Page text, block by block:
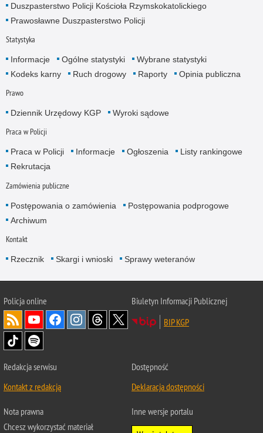
Duszpasterstwo Policji Kościoła Rzymskokatolickiego
Prawosławne Duszpasterstwo Policji
Statystyka
Informacje Ogólne statystyki
Wybrane statystyki
Kodeks karny
Ruch drogowy Raporty Opinia publiczna
Prawo
Dziennik Urzędowy KGP Wyroki sądowe
Praca w Policji
Praca w Policji Informacje Ogłoszenia
Listy rankingowe
Rekrutacja
Zamówienia publiczne
Postępowania o zamówienia
Postępowania podprogowe
Archiwum
Kontakt
Rzecznik Skargi i wnioski Sprawy weteranów
Policjaonline
Biuletyn Informacji Publicznej
BIP KGP
Redakcja serwisu
Kontakt z redakcją
Dostępność
Deklaracja dostępności
Nota prawna
Chcesz wykorzystać materiał
Inne wersje portalu